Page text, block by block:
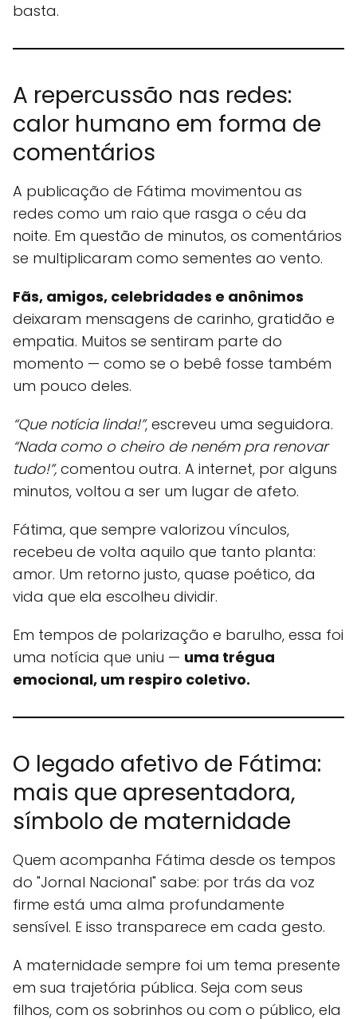
basta.
A repercussão nas redes:
calor humano em forma de
comentários
A publicação de Fátima movimentou as
redes como um raio que rasga o céu da
noite. Em questão de minutos, os comentários
se multiplicaram como sementes ao vento.
Fãs, amigos, celebridades e anônimos
deixaram mensagens de carinho, gratidão e
empatia. Muitos se sentiram parte do
momento — como se o bebê fosse também
um pouco deles.
“Que notícia linda!”, escreveu uma seguidora.
“Nada como o cheiro de neném pra renovar
tudo!”, comentou outra. A internet, por alguns
minutos, voltou a ser um lugar de afeto.
Fátima, que sempre valorizou vínculos,
recebeu de volta aquilo que tanto planta:
amor. Um retorno justo, quase poético, da
vida que ela escolheu dividir.
Em tempos de polarização e barulho, essa foi
uma notícia que uniu — uma trégua
emocional, um respiro coletivo.
O legado afetivo de Fátima:
mais que apresentadora,
símbolo de maternidade
Quem acompanha Fátima desde os tempos
do "Jornal Nacional" sabe: por trás da voz
firme está uma alma profundamente
sensível. E isso transparece em cada gesto.
A maternidade sempre foi um tema presente
em sua trajetória pública. Seja com seus
filhos, com os sobrinhos ou com o público, ela